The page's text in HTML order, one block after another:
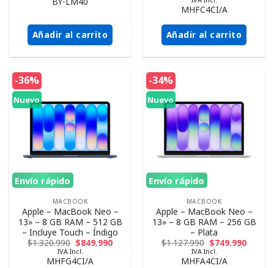
Añadir al carrito
MHFC4CI/A
Añadir al carrito
-36%
Nuevo
Envío rápido
MACBOOK
Apple – MacBook Neo –
13» – 8 GB RAM – 512 GB
– Incluye Touch – Índigo
$1.320.990 $849.990
IVA Incl.
MHFG4CI/A
-34%
Nuevo
Envío rápido
MACBOOK
Apple – MacBook Neo –
13» – 8 GB RAM – 256 GB
– Plata
$1.127.990 $749.990
IVA Incl.
MHFA4CI/A